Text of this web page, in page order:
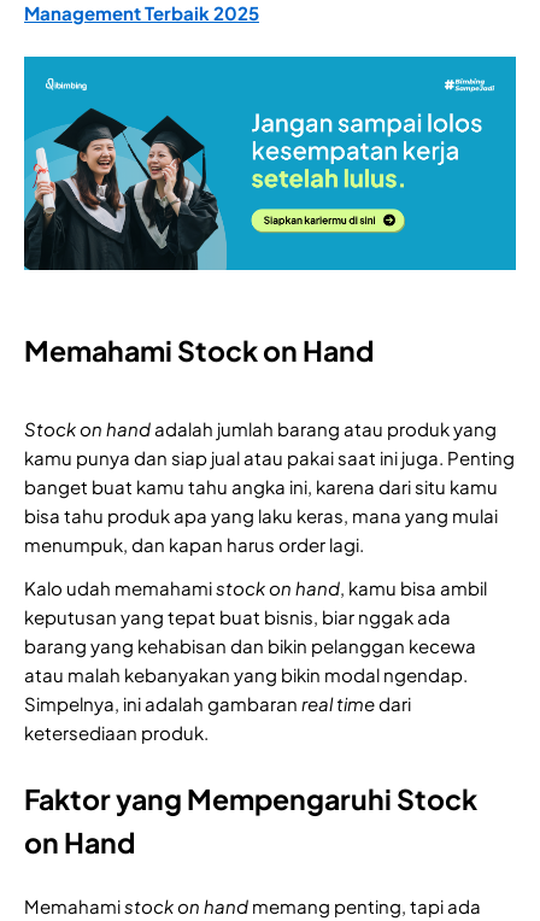
Management Terbaik 2025
Memahami Stock on Hand
Stock on handadalah jumlah barang atau produk yang
kamu punya dan siap jual atau pakai saat ini juga. Penting
banget buat kamu tahu angka ini, karena dari situ kamu
bisa tahu produk apa yang laku keras, mana yang mulai
menumpuk, dan kapan harus order lagi.
Kalo udah memahamistock on hand, kamu bisa ambil
keputusan yang tepat buat bisnis, biar nggak ada
barang yang kehabisan dan bikin pelanggan kecewa
atau malah kebanyakan yang bikin modal ngendap.
Simpelnya, ini adalah gambaran real timedari
ketersediaan produk.
Faktor yang Mempengaruhi Stock
on Hand
Memahamistock on hand memang penting, tapi ada